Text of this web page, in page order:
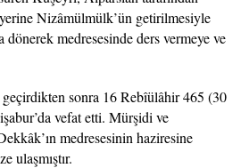
Nizâmülmülk’ün getirilmesiyle
dönerek medresesinde ders vermeye ve
geçirdikten sonra 16 Rebîülâhir 465 (30
vefat etti. Mürşidi ve
medresesinin haziresine
ulaşmıştır.